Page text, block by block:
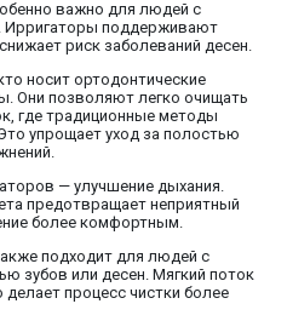
важно для людей с
Ирригаторы поддерживают
риск заболеваний десен.
носит ортодонтические
Они позволяют легко очищать
где традиционные методы
упрощает уход за полостью
— улучшение дыхания.
предотвращает неприятный
более комфортным.
подходит для людей с
зубов или десен. Мягкий поток
процесс чистки более